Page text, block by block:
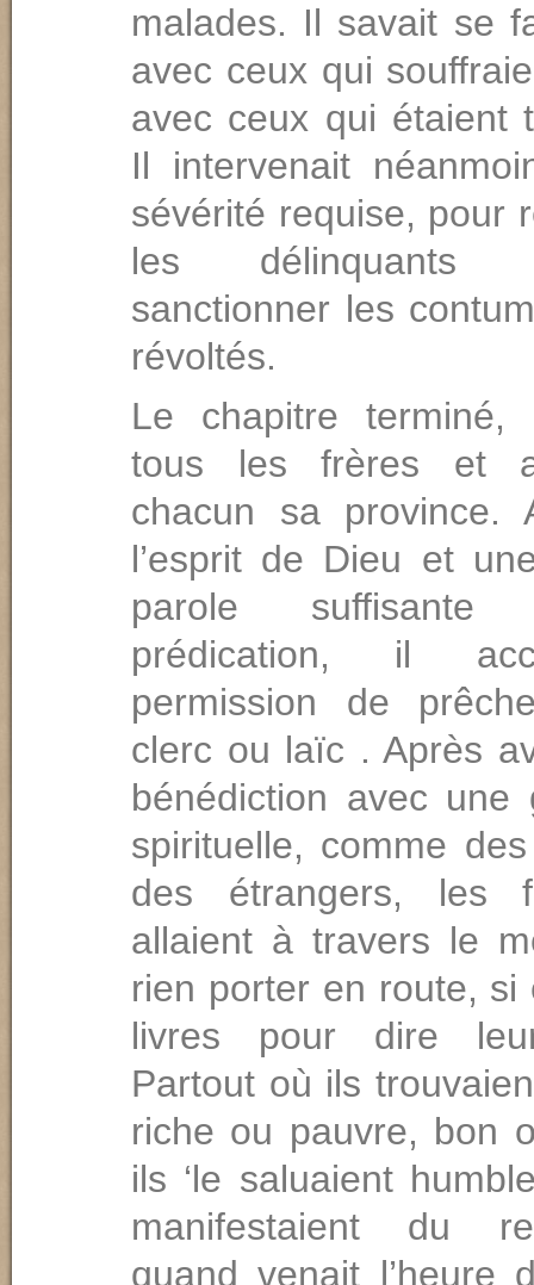
malades. Il savait se
avec ceux qui
avec ceux qui étaient
Il intervenait
sévérité requise, pour
les
sanctionner les
révoltés.
Le chapitre terminé,
tous les frères et
chacun sa province.
l’esprit de Dieu et
parole
prédication, il
permission de
clerc ou laïc . Après
bénédiction avec une
spirituelle, comme
des étrangers, les
allaient à travers le
rien porter en route, si
livres pour dire
Partout où ils
riche ou pauvre, bon
ils ‘le saluaient
manifestaient du
quand venait l’heure